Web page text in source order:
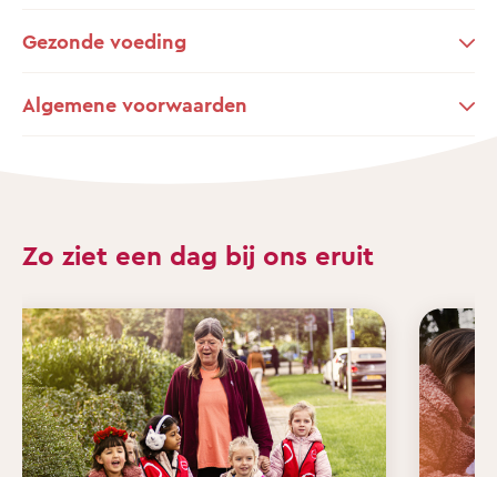
Gezonde voeding
Algemene voorwaarden
Zo ziet een dag bij ons eruit